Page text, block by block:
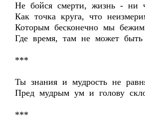
Не бойся смерти, жизнь - ни
Как точка круга, что
Которым бесконечно мы
Где время, там не может быть
***
Ты знания и мудрость не
Пред мудрым ум и голову
***